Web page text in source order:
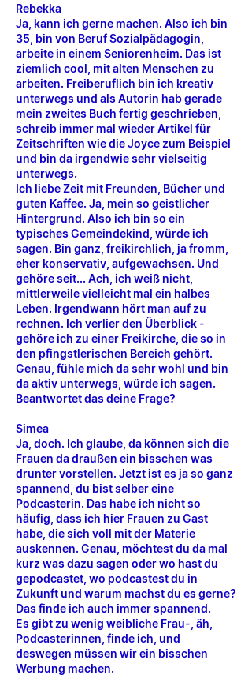
Rebekka
Ja, kann ich gerne machen. Also ich bin
35, bin von Beruf Sozialpädagogin,
arbeite in einem Seniorenheim. Das ist
ziemlich cool, mit alten Menschen zu
arbeiten. Freiberuflich bin ich kreativ
unterwegs und als Autorin hab gerade
mein zweites Buch fertig geschrieben,
schreib immer mal wieder Artikel für
Zeitschriften wie die Joyce zum Beispiel
und bin da irgendwie sehr vielseitig
unterwegs.
Ich liebe Zeit mit Freunden, Bücher und
guten Kaffee. Ja, mein so geistlicher
Hintergrund. Also ich bin so ein
typisches Gemeindekind, würde ich
sagen. Bin ganz, freikirchlich, ja fromm,
eher konservativ, aufgewachsen. Und
gehöre seit... Ach, ich weiß nicht,
mittlerweile vielleicht mal ein halbes
Leben. Irgendwann hört man auf zu
rechnen. Ich verlier den Überblick -
gehöre ich zu einer Freikirche, die so in
den pfingstlerischen Bereich gehört.
Genau, fühle mich da sehr wohl und bin
da aktiv unterwegs, würde ich sagen.
Beantwortet das deine Frage?
Simea
Ja, doch. Ich glaube, da können sich die
Frauen da draußen ein bisschen was
drunter vorstellen. Jetzt ist es ja so ganz
spannend, du bist selber eine
Podcasterin. Das habe ich nicht so
häufig, dass ich hier Frauen zu Gast
habe, die sich voll mit der Materie
auskennen. Genau, möchtest du da mal
kurz was dazu sagen oder wo hast du
gepodcastet, wo podcastest du in
Zukunft und warum machst du es gerne?
Das finde ich auch immer spannend.
Es gibt zu wenig weibliche Frau-, äh,
Podcasterinnen, finde ich, und
deswegen müssen wir ein bisschen
Werbung machen.